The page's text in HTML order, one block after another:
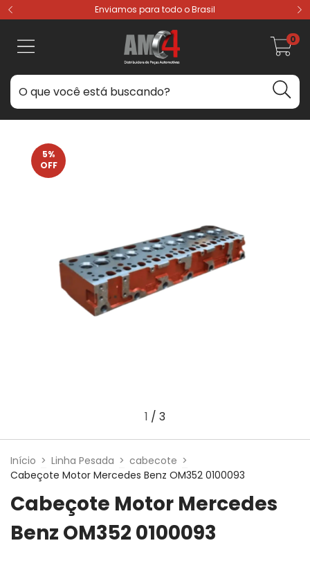
Enviamos para todo o Brasil
0
5%
OFF
1 / 3
Início > Linha Pesada > cabecote >
Cabeçote Motor Mercedes Benz OM352 0100093
Cabeçote Motor Mercedes
Benz OM352 0100093